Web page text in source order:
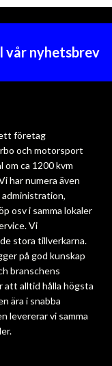
vår nyhetsbrev
företag
och motorsport
om ca 1200 kvm
har numera även
osv i samma lokaler
Vi
stora tillverkarna.
på god kunskap
branschens
att alltid hålla högsta
ära i snabba
levererar vi samma